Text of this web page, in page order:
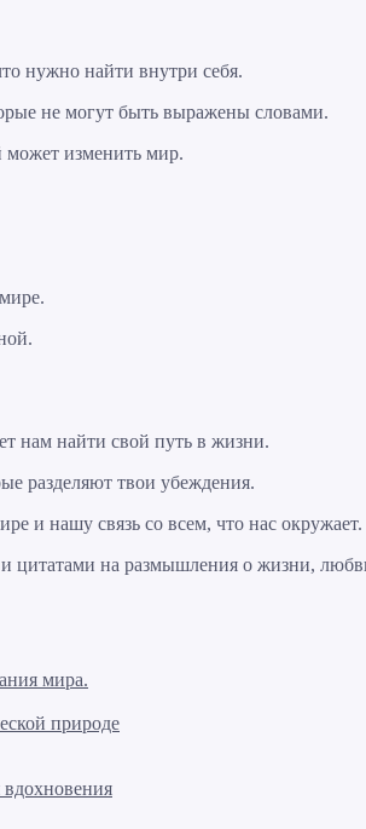
нужно найти внутри себя.
не могут быть выражены словами.
может изменить мир.
нам найти свой путь в жизни.
разделяют твои убеждения.
и нашу связь со всем, что нас окружает.
цитатами на размышления о жизни,
мира.
природе